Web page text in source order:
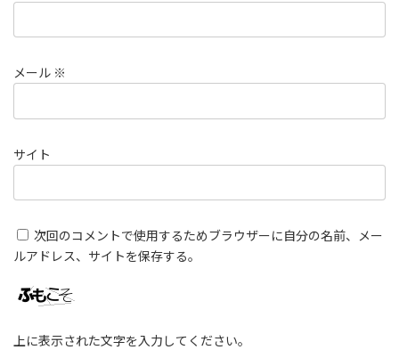
メール ※
サイト
次回のコメントで使用するためブラウザーに自分の名前、メー
ルアドレス、サイトを保存する。
上に表示された文字を入力してください。